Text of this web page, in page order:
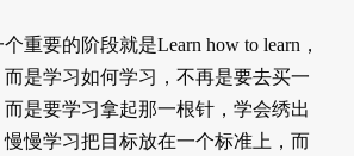
重要的阶段就是Learn how to learn，
是学习如何学习，不再是要去买一
是要学习拿起那一根针，学会绣出
慢学习把目标放在一个标准上，而